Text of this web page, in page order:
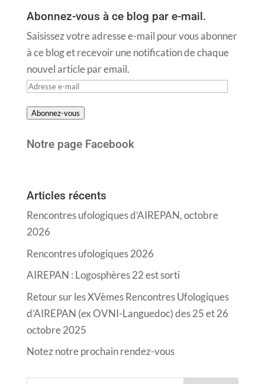
Abonnez-vous à ce blog par e-mail.
Saisissez votre adresse e-mail pour vous abonner
à ce blog et recevoir une notification de chaque
nouvel article par email.
Adresse
mail
Abonnez-vous
Notre page Facebook
Articles récents
Rencontres ufologiques d’AIREPAN, octobre
2026
Rencontres ufologiques 2026
AIREPAN : Logosphères 22 est sorti
Retour sur les XVèmes Rencontres Ufologiques
d’AIREPAN (ex OVNI-Languedoc) des 25 et 26
octobre 2025
Notez notre prochain rendez-vous